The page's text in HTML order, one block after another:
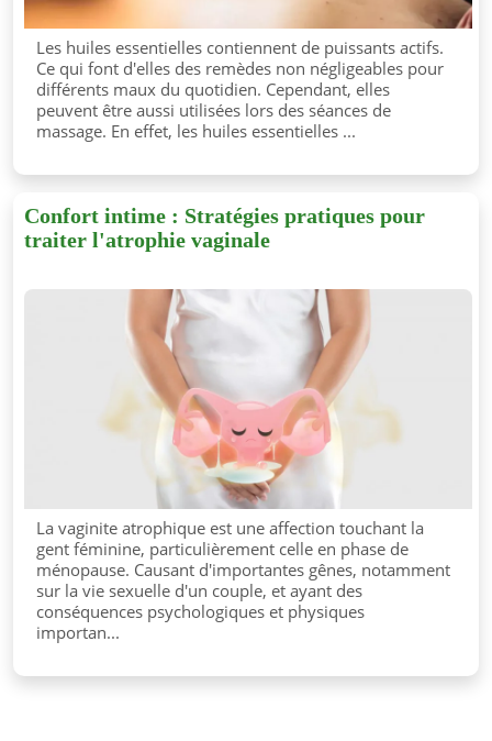
Les huiles essentielles contiennent de puissants actifs.
Ce qui font d'elles des remèdes non négligeables pour
différents maux du quotidien. Cependant, elles
peuvent être aussi utilisées lors des séances de
massage. En effet, les huiles essentielles ...
Confort intime : Stratégies pratiques pour
traiter l'atrophie vaginale
La vaginite atrophique est une affection touchant la
gent féminine, particulièrement celle en phase de
ménopause. Causant d'importantes gênes, notamment
sur la vie sexuelle d'un couple, et ayant des
conséquences psychologiques et physiques
importan...